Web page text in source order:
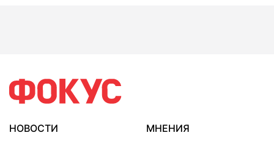
НОВОСТИ
МНЕНИЯ